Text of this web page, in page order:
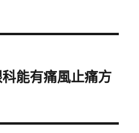
能有痛風止痛方